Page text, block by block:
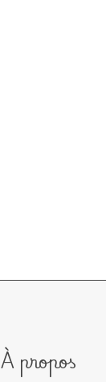
À propos